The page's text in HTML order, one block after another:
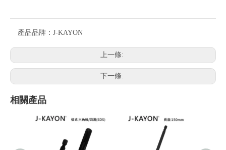
產品品牌： J-KAYON
上一條:
下一條:
相關產品